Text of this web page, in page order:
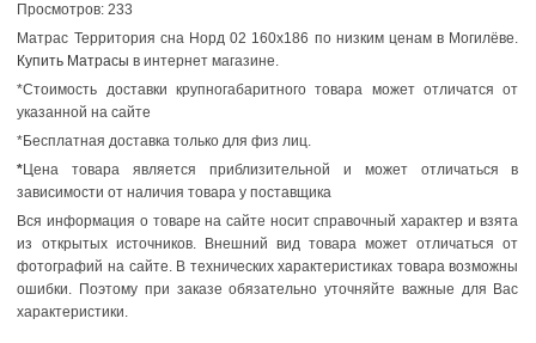
Просмотров: 233
Матрас Территория сна Норд 02 160x186 по низким ценам в Могилёве.
Купить Матрасы в интернет магазине.
*Стоимость доставки крупногабаритного товара может отличатся от
указанной на сайте
*Бесплатная доставка только для физ лиц.
*Цена товара является приблизительной и может отличаться в
зависимости от наличия товара у поставщика
Вся информация о товаре на сайте носит справочный характер и взята
из открытых источников. Внешний вид товара может отличаться от
фотографий на сайте. В технических характеристиках товара возможны
ошибки. Поэтому при заказе обязательно уточняйте важные для Вас
характеристики.